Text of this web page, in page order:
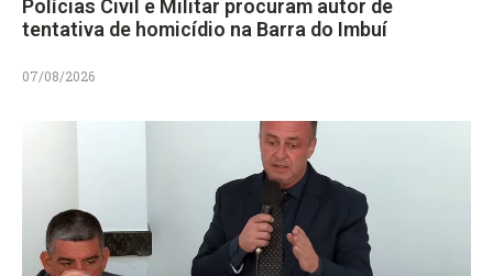
Polícias Civil e Militar procuram autor de
tentativa de homicídio na Barra do Imbuí
07/08/2026